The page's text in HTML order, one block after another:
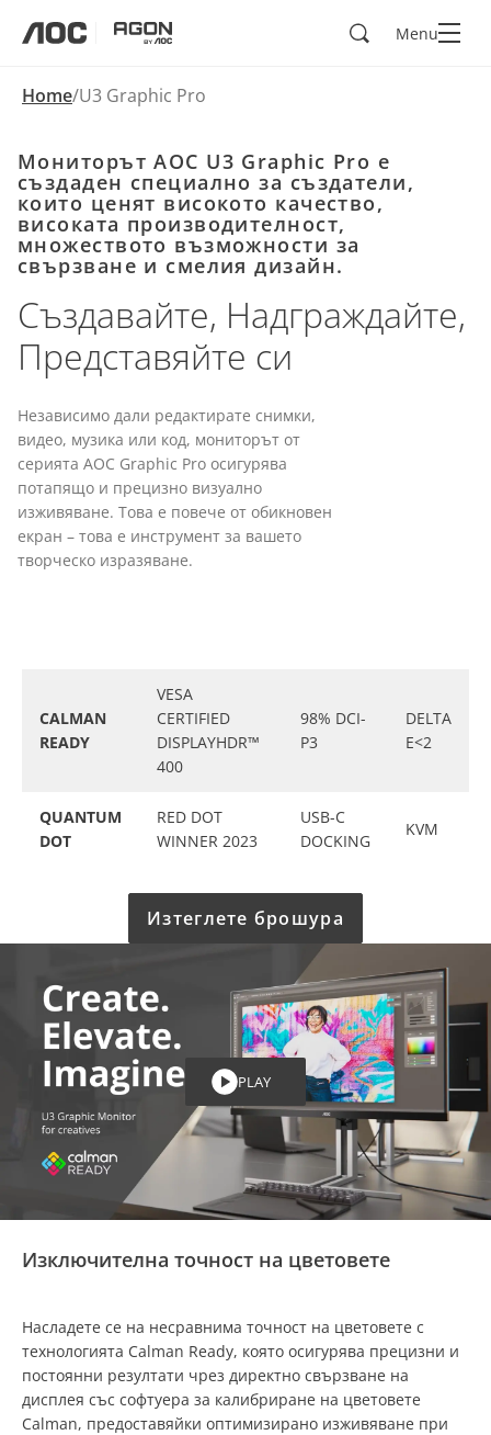
SearchMenu
Home U3 Graphic Pro
Мониторът AOC U3 Graphic Pro е
създаден специално за създатели,
които ценят високото качество,
високата производителност,
множеството възможности за
свързване и смелия дизайн.
Създавайте, Надграждайте,
Представяйте си
Независимо дали редактирате снимки,
видео, музика или код, мониторът от
серията AOC Graphic Pro осигурява
потапящо и прецизно визуално
изживяване. Това е повече от обикновен
екран – това е инструмент за вашето
творческо изразяване.
CALMAN
READY
VESA
CERTIFIED
DISPLAYHDR™
400
98% DCI-
P3
DELTA
E<2
QUANTUM
DOT
RED DOT
WINNER 2023
USB-C
DOCKING
KVM
Изтеглете брошура
PLAY
Изключителна точност на цветовете
Насладете се на несравнима точност на цветовете с
технологията Calman Ready, която осигурява прецизни и
постоянни резултати чрез директно свързване на
дисплея със софтуера за калибриране на цветовете
Calman, предоставяйки оптимизирано изживяване при